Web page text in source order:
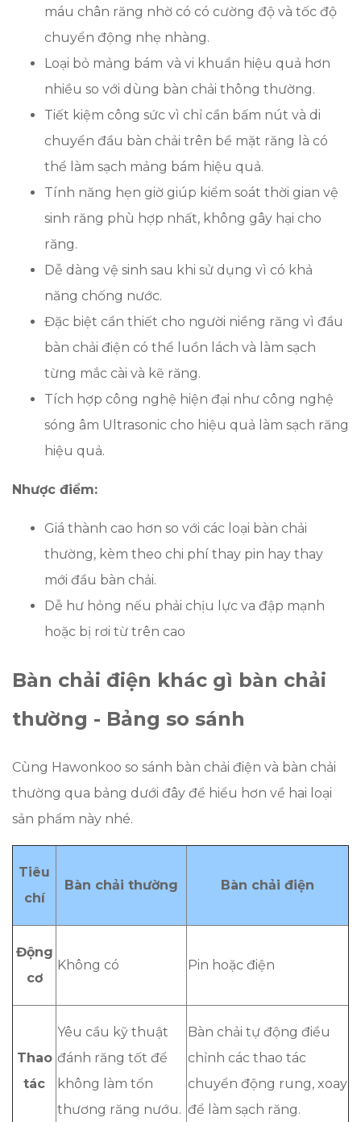
máu chân răng nhờ có có cường độ và tốc độ
chuyển động nhẹ nhàng.
Loại bỏ mảng bám và vi khuẩn hiệu quả hơn
nhiều so với dùng bàn chải thông thường.
Tiết kiệm công sức vì chỉ cần bấm nút và di
chuyển đầu bàn chải trên bề mặt răng là có
thể làm sạch mảng bám hiệu quả.
Tính năng hẹn giờ giúp kiểm soát thời gian vệ
sinh răng phù hợp nhất, không gây hại cho
răng.
Dễ dàng vệ sinh sau khi sử dụng vì có khả
năng chống nước.
Đặc biệt cần thiết cho người niềng răng vì đầu
bàn chải điện có thể luồn lách và làm sạch
từng mắc cài và kẽ răng.
Tích hợp công nghệ hiện đại như công nghệ
sóng âm Ultrasonic cho hiệu quả làm sạch răng
hiệu quả.
Nhược điểm:
Giá thành cao hơn so với các loại bàn chải
thường, kèm theo chi phí thay pin hay thay
mới đầu bàn chải.
Dễ hư hỏng nếu phải chịu lực va đập mạnh
hoặc bị rơi từ trên cao
Bàn chải điện khác gì bàn chải
thường - Bảng so sánh
Cùng Hawonkoo so sánh bàn chải điện và bàn chải
thường qua bảng dưới đây để hiểu hơn về hai loại
sản phẩm này nhé.
Tiêu
chí
Bàn chải thường Bàn chải điện
Động
cơ
Không có Pin hoặc điện
Thao
tác
Yêu cầu kỹ thuật
đánh răng tốt để
không làm tổn
thương răng nướu.
Bàn chải tự động điều
chỉnh các thao tác
chuyển động rung, xoay
để làm sạch răng.